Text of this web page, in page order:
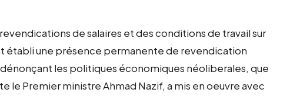
de salaires et des conditions de travail sur
établi une présence permanente de revendication
les politiques économiques néoliberales, que
le Premier ministre Ahmad Nazif, a mis en oeuvre avec